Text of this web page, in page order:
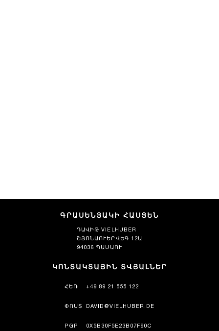
ԳՐԱՍԵՆՅԱԿԻ ՀԱՍՑԵՆ
ԴԱՎԻԹ VIELHUBER
ՇՅՈՆԱՈՒԵՐՎԵԳ 12Ա
94036 ՊԱՍԱՈՒ
ԿՈՆՏԱԿՏԱՅԻՆ ՏՎՅԱԼՆԵՐ
ՀԵՌ +49 89 21 555 122
ՓՈՍՏ DAVID@VIELHUBER.DE
PGP 0X5B30F5E23B07F90C